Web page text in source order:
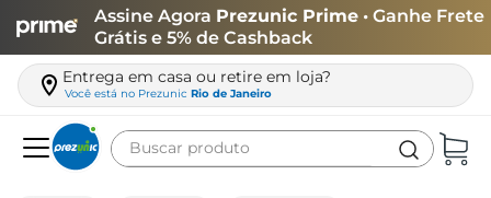
Assine Agora Prezunic Prime • Ganhe Frete
Grátis e 5% de Cashback
Entrega em casa ou retire em loja?
Você está no Prezunic Rio de Janeiro
Buscar produto